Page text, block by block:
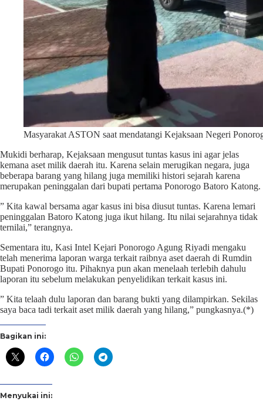
Masyarakat ASTON saat mendatangi Kejaksaan Negeri
Mukidi berharap, Kejaksaan mengusut tuntas kasus ini agar jelas
kemana aset milik daerah itu. Karena selain merugikan negara, juga
beberapa barang yang hilang juga memiliki histori sejarah karena
merupakan peninggalan dari bupati pertama Ponorogo Batoro Katong.
” Kita kawal bersama agar kasus ini bisa diusut tuntas. Karena lemari
peninggalan Batoro Katong juga ikut hilang. Itu nilai sejarahnya tidak
ternilai,” terangnya.
Sementara itu, Kasi Intel Kejari Ponorogo Agung Riyadi mengaku
telah menerima laporan warga terkait raibnya aset daerah di Rumdin
Bupati Ponorogo itu. Pihaknya pun akan menelaah terlebih dahulu
laporan itu sebelum melakukan penyelidikan terkait kasus ini.
” Kita telaah dulu laporan dan barang bukti yang dilampirkan. Sekilas
saya baca tadi terkait aset milik daerah yang hilang,” pungkasnya.(*)
Bagikan ini:
Menyukai ini: